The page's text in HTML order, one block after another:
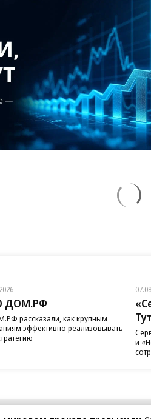
ДОМ.РФ
рассказали, как крупным
эффективно реализовывать
и